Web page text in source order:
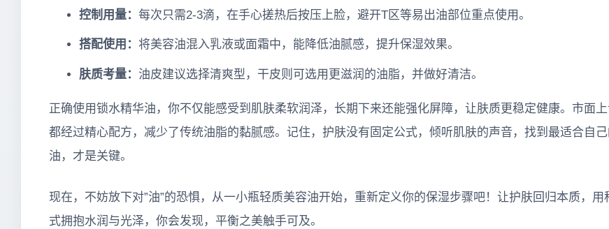
控制用量： 每次只需2-3滴，在手心搓热后按压上脸，避开T区等易出油部位重点使用。
搭配使用： 将美容油混入乳液或面霜中，能降低油腻感，提升保湿效果。
肤质考量： 油皮建议选择清爽型，干皮则可选用更滋润的油脂，并做好清洁。
正确使用锁水精华油，你不仅能感受到肌肤柔软润泽，长期下来还能强化屏障，让肤质更稳定健康。市面
都经过精心配方，减少了传统油脂的黏腻感。记住，护肤没有固定公式，倾听肌肤的声音，找到最适合自
油，才是关键。
现在，不妨放下对”油”的恐惧，从一小瓶轻质美容油开始，重新定义你的保湿步骤吧！让护肤回归本质，用
式拥抱水润与光泽，你会发现，平衡之美触手可及。